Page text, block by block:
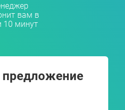
вам в
10 минут
предложение